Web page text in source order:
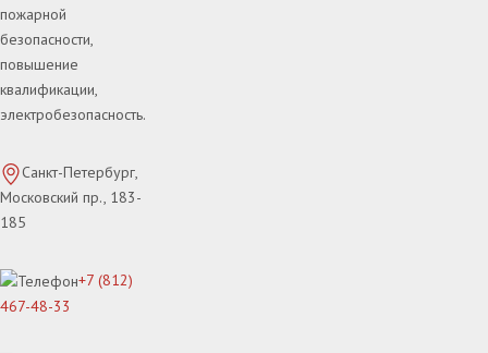
пожарной
безопасности,
повышение
квалификации,
электробезопасность.
Санкт-Петербург,
Московский пр., 183-
185
+7 (812)
467-48-33